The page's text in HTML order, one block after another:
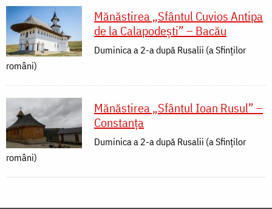
Mănăstirea „Sfântul Cuvios Antipa
de la Calapodești” – Bacău
Duminica a 2-a după Rusalii (a Sfinților
români)
Mănăstirea „Sfântul Ioan Rusul” –
Constanța
Duminica a 2-a după Rusalii (a Sfinților
români)